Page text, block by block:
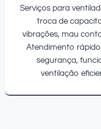
Serviços para
troca de
vibrações, mau
Atendimento
segurança,
ventilação